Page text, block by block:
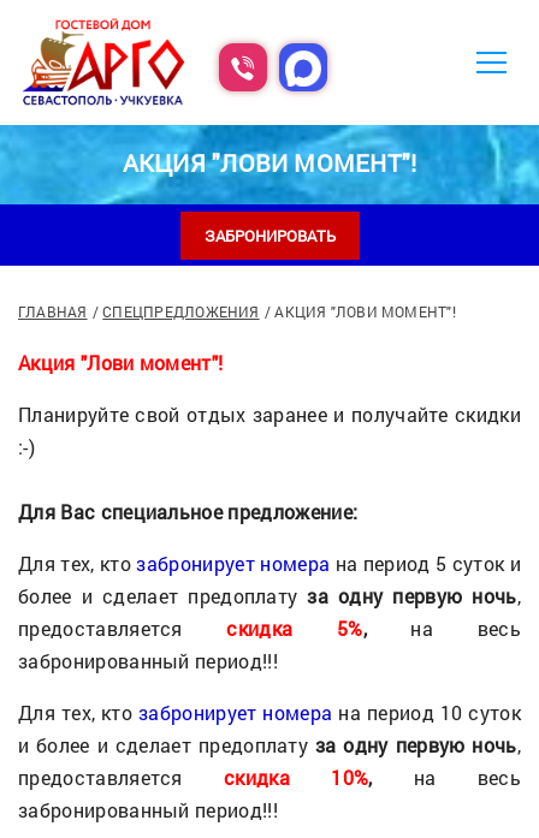
АКЦИЯ "ЛОВИ МОМЕНТ"!
ЗАБРОНИРОВАТЬ
ГЛАВНАЯ СПЕЦПРЕДЛОЖЕНИЯ АКЦИЯ "ЛОВИ МОМЕНТ"!
Акция "Лови момент"!
Планируйте свой отдых заранее и получайте скидки
:-)
Для Вас специальное предложение:
Для тех, ктозабронирует номера на период 5 суток и
более и сделает предоплатуза одну первую ночь,
предоставляетсяскидка 5%, на весь
забронированный период!!!
Для тех, ктозабронирует номера на период 10 суток
и более и сделает предоплату за одну первую ночь,
предоставляетсяскидка 10%, на весь
забронированный период!!!